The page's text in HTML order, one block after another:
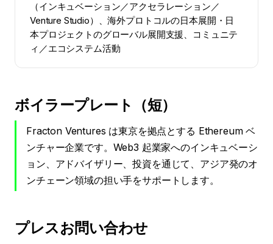
（インキュベーション／アクセラレーション／
Venture Studio）、海外プロトコルの日本展開・日
本プロジェクトのグローバル展開支援、コミュニテ
ィ／エコシステム活動
ボイラープレート（短）
Fracton Ventures は東京を拠点とする Ethereum ベ
ンチャー企業です。Web3 起業家へのインキュベーシ
ョン、アドバイザリー、投資を通じて、アジア発のオ
ンチェーン領域の担い手をサポートします。
プレスお問い合わせ